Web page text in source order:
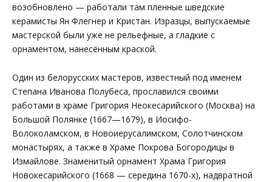
возобновлено — работали там пленные шведские
керамисты Ян Флегнер и Кристан. Изразцы, выпускаемые
мастерской были уже не рельефные, а гладкие с
орнаментом, нанесённым краской.
Один из белорусских мастеров, известный под именем
Степана Иванова Полубеса, прославился своими
работами в храме Григория Неокесарийского (Москва) на
Большой Полянке (1667—1679), в Иосифо-
Волоколамском, в Новоиерусалимском, Солотчинском
монастырях, а также в Храме Покрова Богородицы в
Измайлове. Знаменитый орнамент Храма Григория
Новокесарийского (1668 — середина 1670-х), надвратной